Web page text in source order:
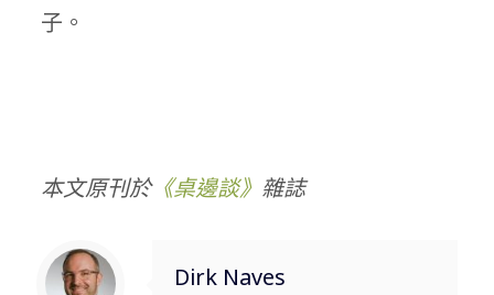
子。
本文原刊於《桌邊談》 雜誌
Dirk Naves